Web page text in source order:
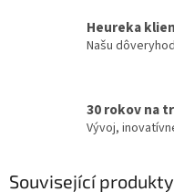
Heureka
Našu
30 rokov na
Vývoj,
Související produkty